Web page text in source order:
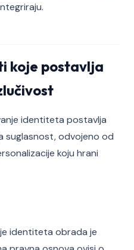
koje postavlja
identiteta postavlja
suglasnost, odvojeno od
koju hrani
identiteta obrada je